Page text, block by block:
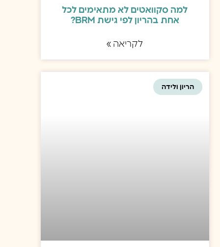
למה סקוואטים לא מתאימים לכל
אחת בהריון לפי גישת BRM?
לקריאה »
הריון ולידה